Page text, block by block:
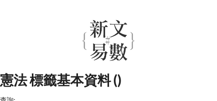
憲法 標籤基本資料 ()